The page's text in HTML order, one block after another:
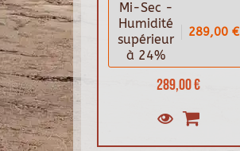
289,00 €
Mi-Sec -
Humidité
supérieur
à 24%
289,00 €